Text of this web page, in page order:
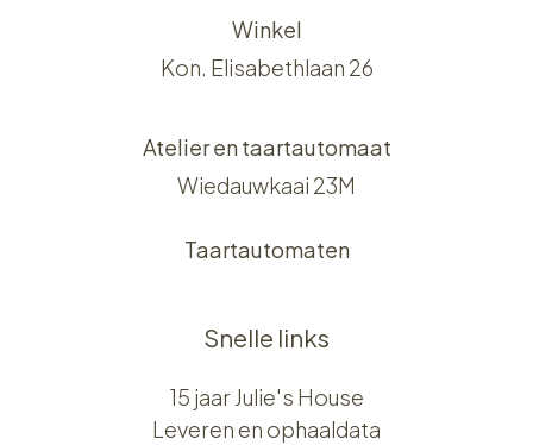
Winkel
Kon. Elisabethlaan 26
Atelier en taartautomaat
Wiedauwkaai 23M
Taartautomaten
Snelle links
15 jaar Julie's House
Leveren en ophaaldata